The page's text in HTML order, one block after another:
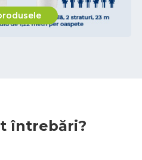
întrebări?